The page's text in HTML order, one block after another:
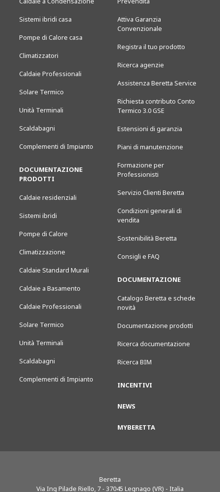
Sistemi ibridi casa
Pompe di Calore casa
Climatizzatori
Caldaie Professionali
Solare Termico
Unità Terminali
Scaldabagni
Complementi di Impianto
DOCUMENTAZIONE
PRODOTTI
Caldaie residenziali
Sistemi ibridi
Pompe di Calore
Climatizzazione
Caldaie Standard Murali
Caldaie a Basamento
Caldaie Professionali
Solare Termico
Unità Terminali
Scaldabagni
Complementi di Impianto
Attiva Garanzia
Convenzionale
Registra il tuo prodotto
Ricerca agenzie
Assistenza Beretta Service
Richiesta contributo Conto
Termico 3.0 GSE
Estensioni di garanzia
Piani di manutenzione
Formazione per
Professionisti
Servizio Clienti Beretta
Condizioni generali di
vendita
Sostenibilità Beretta
Consigli e FAQ
DOCUMENTAZIONE
Catalogo Beretta e schede
novità
Documentazione prodotti
Ricerca documentazione
Ricerca BIM
INCENTIVI
NEWS
MYBERETTA
Beretta
Via Ing Pilade Riello, 7 - 37045 Legnago (VR) - Italia